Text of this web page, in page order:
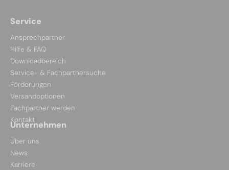
Service
Ansprechpartner
Hilfe & FAQ
Downloadbereich
Service- & Fachpartnersuche
Förderungen
Versandoptionen
Fachpartner werden
Kontakt
Unternehmen
Über uns
News
Karriere